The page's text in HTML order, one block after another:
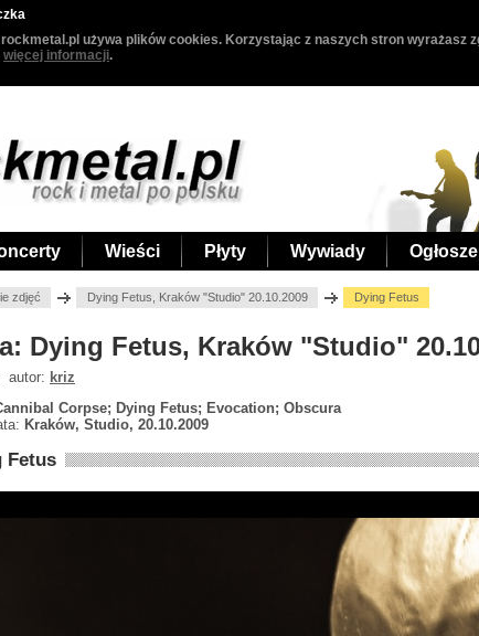
używa plików cookies. Korzystając z naszych stron wyrażasz
więcej informacji.
Wieści Płyty Wywiady
zdjęć Dying Fetus, Kraków "Studio" 20.10.2009 Dying Fetus
Dying Fetus, Kraków "Studio"
autor: kriz
Corpse; Dying Fetus; Evocation; Obscura
Kraków, Studio, 20.10.2009
Fetus